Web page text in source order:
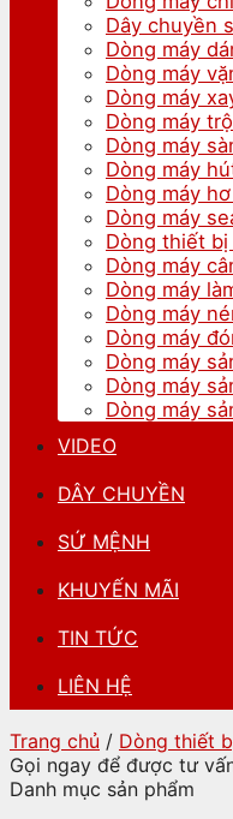
Dây chuyền
Dòng máy
Dòng máy
Dòng máy
Dòng máy
Dòng máy
Dòng máy
Dòng máy
Dòng máy
Dòng thiết
Dòng máy
Dòng máy
Dòng máy
Dòng máy
Dòng máy
Dòng máy
Dòng máy
VIDEO
DÂY CHUYỀN
SỨ MỆNH
KHUYẾN MÃI
TIN TỨC
LIÊN HỆ
Trang chủ / Dòng thiết
Gọi ngay để được tư
Danh mục sản phẩm